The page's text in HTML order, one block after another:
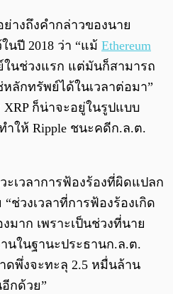
างถึงคำกล่าวของนาย
นปี 2018 ว่า “แม้ Ethereum
นช่วงแรก แต่มันก็สามารถ
ลักทรัพย์ได้ในเวลาต่อมา”
ก็น่าจะอยู่ในรูปแบบ
ให้ Ripple ชนะคดีก.ล.ต.
ะเวลาการฟ้องร้องที่ผิดแปลก
ช่วงเวลาที่การฟ้องร้องเกิด
าก เพราะเป็นช่วงที่นาย
นในฐานะประธานก.ล.ต.
ดพึ่งจะทะลุ 2.5 หมื่นล้าน
กด้วย”